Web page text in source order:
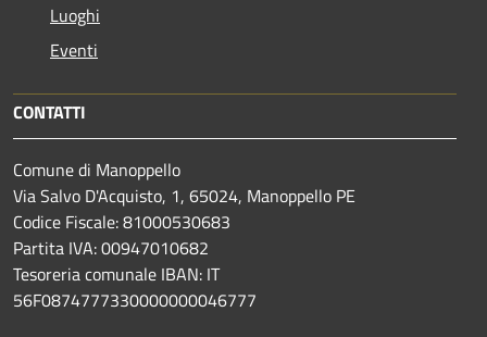
Luoghi
Eventi
CONTATTI
Comune di Manoppello
Via Salvo D'Acquisto, 1, 65024, Manoppello PE
Codice Fiscale: 81000530683
Partita IVA: 00947010682
Tesoreria comunale IBAN: IT
56F0874777330000000046777